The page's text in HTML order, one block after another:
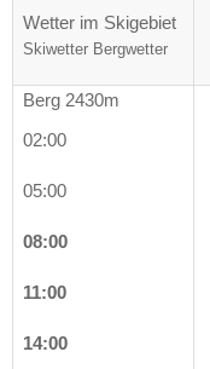
Wetter im Skigebiet
Skiwetter Bergwetter
Berg 2430m
02:00
05:00
08:00
11:00
14:00